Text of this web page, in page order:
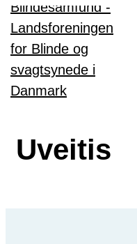
Gå til hovedindhold
Uveitis